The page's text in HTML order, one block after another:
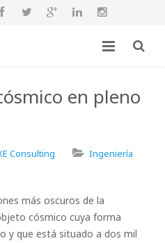
en pleno
Consulting Ingeniería
más oscuros de la
cósmico cuya forma
y que está situado a dos mil